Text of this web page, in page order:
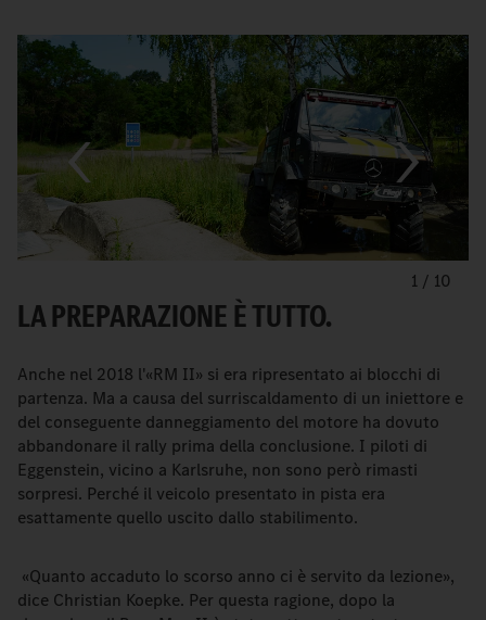
1 / 10
LA PREPARAZIONE È TUTTO.
Anche nel 2018 l'«RM II» si era ripresentato ai blocchi di
partenza. Ma a causa del surriscaldamento di un iniettore e
del conseguente danneggiamento del motore ha dovuto
abbandonare il rally prima della conclusione. I piloti di
Eggenstein, vicino a Karlsruhe, non sono però rimasti
sorpresi. Perché il veicolo presentato in pista era
esattamente quello uscito dallo stabilimento.
«Quanto accaduto lo scorso anno ci è servito da lezione»,
dice Christian Koepke. Per questa ragione, dopo la